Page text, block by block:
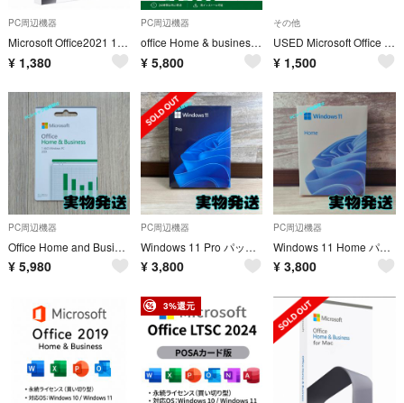
PC周辺機器
Microsoft Office2021 1PC for Mac 最新OSに対応
¥ 1,380
PC周辺機器
office Home & business 2024 Windows用 永続版
¥ 5,800
その他
USED Microsoft Office Professional 2010（Window版）インストールCD
¥ 1,500
PC周辺機器
Office Home and Business 2024 1PCオンライン認証
¥ 5,980
PC周辺機器
Windows 11 Pro パッケージ版 日本語版
¥ 3,800
PC周辺機器
Windows 11 Home パッケージ版 日本語版
¥ 3,800
3%還元